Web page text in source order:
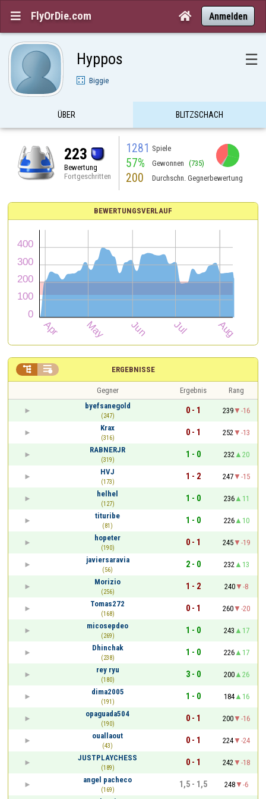
 FlyOrDie.com  Anmelden
Hyppos ☰
Biggie
ÜBER BLITZSCHACH
223
Bewertung
Fortgeschritten
1281 Spiele
57% Gewonnen (735)
200 Durchschn. Gegnerbewertung
BEWERTUNGSVERLAUF
ERGEBNISSE
 
Gegner Ergebnis
Rang
byefsanegold
(247)
0 - 1 239
-16
Krax
(316)
0 - 1 252
-13
RABNERJR
(319)
1 - 0 232
20
HVJ
(173)
1 - 2 247
-15
helhel
(127)
1 - 0 236
11
tituribe
(81)
1 - 0 226
10
hopeter
(190)
0 - 1 245
-19
javiersaravia
(56)
2 - 0 232
13
Morizio
(256)
1 - 2 240
-8
Tomas272
(168)
0 - 1 260
-20
micosepdeo
(269)
1 - 0 243
17
Dhinchak
(238)
1 - 0 226
17
rey ryu
(180)
3 - 0 200
26
dima2005
(191)
1 - 0 184
16
opaguada504
(190)
0 - 1 200
-16
ouallaout
(43)
0 - 1 224
-24
JUSTPLAYCHESS
(189)
0 - 1 242
-18
angel pacheco
(169)
1,5 - 1,5 248
-6